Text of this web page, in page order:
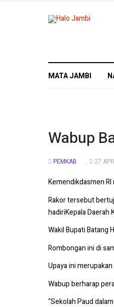
MATA JAMBI
Wabup
PEMKAB 27
Kemendikdasmen
Rakor tersebut
hadiriKepala Daerah
Wakil Bupati Batang
Rombongan ini di
Upaya ini
Wabup berharap
"Sekolah Paud